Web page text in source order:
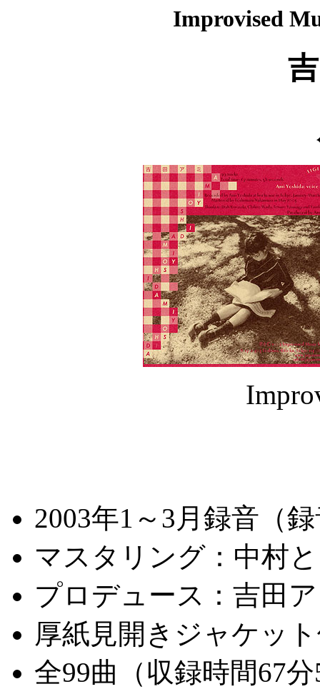
Improvised
2003年1～3月録音（
マスタリング：中村
プロデュース：吉田
厚紙見開きジャケッ
全99曲（収録時間67